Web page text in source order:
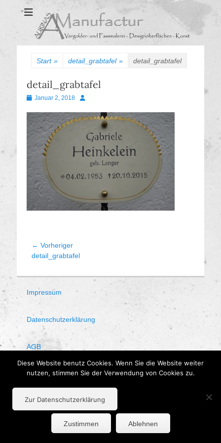
Aurinas Surfaces
Oberflächen Manufaktur
Start » detail_grabtafel » detail_grabtafel
detail_grabtafel
Veröffentlicht
Januar 2, 2018 Autor
Beitragsnavigation
← Vorheriger
Vorheriger
detail_grabtafel
Impressum
Datenschutzerklärung
AGB
Diese Website benutz Cookies. Wenn Sie die Website weiter
nutzen, stimmen Sie der Verwendung von Cookies zu.
Zur Datenschutzerklärung
Zustimmen Ablehnen